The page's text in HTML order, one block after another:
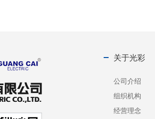
关于光彩
公司介绍
组织机构
经营理念